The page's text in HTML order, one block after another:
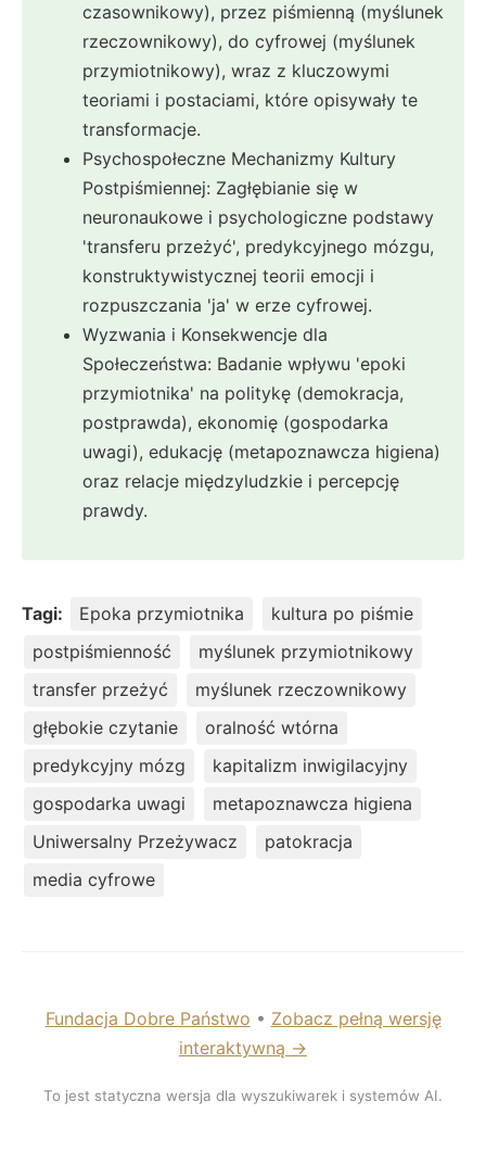
czasownikowy), przez piśmienną (myślunek
rzeczownikowy), do cyfrowej (myślunek
przymiotnikowy), wraz z kluczowymi
teoriami i postaciami, które opisywały te
transformacje.
Psychospołeczne Mechanizmy Kultury
Postpiśmiennej: Zagłębianie się w
neuronaukowe i psychologiczne podstawy
'transferu przeżyć', predykcyjnego mózgu,
konstruktywistycznej teorii emocji i
rozpuszczania 'ja' w erze cyfrowej.
Wyzwania i Konsekwencje dla
Społeczeństwa: Badanie wpływu 'epoki
przymiotnika' na politykę (demokracja,
postprawda), ekonomię (gospodarka
uwagi), edukację (metapoznawcza higiena)
oraz relacje międzyludzkie i percepcję
prawdy.
Tagi: Epoka przymiotnika
kultura po piśmie
postpiśmienność
myślunek przymiotnikowy
transfer przeżyć
myślunek rzeczownikowy
głębokie czytanie
oralność wtórna
predykcyjny mózg
kapitalizm inwigilacyjny
gospodarka uwagi
metapoznawcza higiena
Uniwersalny Przeżywacz
patokracja
media cyfrowe
Fundacja Dobre Państwo • Zobacz pełną wersję
interaktywną →
To jest statyczna wersja dla wyszukiwarek i systemów AI.